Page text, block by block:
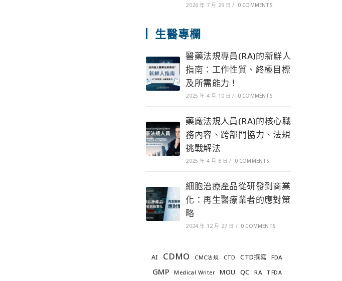
2026 年 7 月 29 日 / 0 COMMENTS
生醫專欄
醫藥法規專員(RA)的新鮮人
指南：工作性質、終極目標
及所需能力！
2025 年 4 月 10 日 / 0 COMMENTS
藥廠法規人員(RA)的核心職
務內容、跨部門協力、法規
挑戰解法
2025 年 4 月 8 日 / 0 COMMENTS
細胞治療產品從研發到商業
化：再生醫療業者的應對策
略
2024 年 12 月 27 日 / 0 COMMENTS
AI CDMO CMC法規 CTD CTD撰寫 FDA
GMP Medical Writer MOU QC RA TFDA